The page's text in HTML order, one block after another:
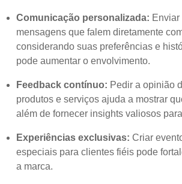
Comunicação personalizada: Enviar
mensagens que falem diretamente
considerando suas preferências e
pode aumentar o envolvimento.
Feedback contínuo: Pedir a opinião
produtos e serviços ajuda a mostrar
além de fornecer insights valiosos
Experiências exclusivas: Criar
especiais para clientes fiéis pode
a marca.